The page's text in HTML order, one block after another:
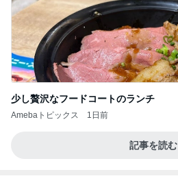
少し贅沢なフードコートのランチ
Amebaトピックス 1日前
記事を読む